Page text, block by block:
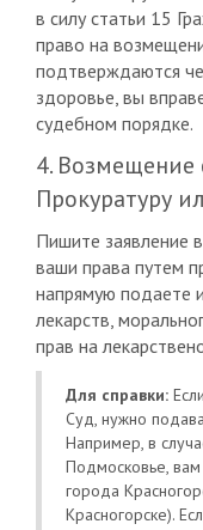
в силу статьи 15
право на
подтверждаются
здоровье, вы
судебном порядке.
4. Возмещение
Прокуратуру
Пишите заявление
ваши права путем
напрямую подаете
лекарств,
прав на
Для справки:
Суд, нужно
Например, в
Подмосковье,
города
Красногорске).